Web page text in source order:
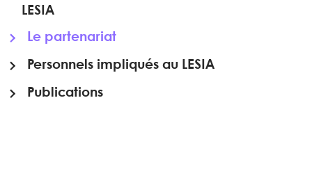
LESIA
Le partenariat
Personnels impliqués au LESIA
Publications